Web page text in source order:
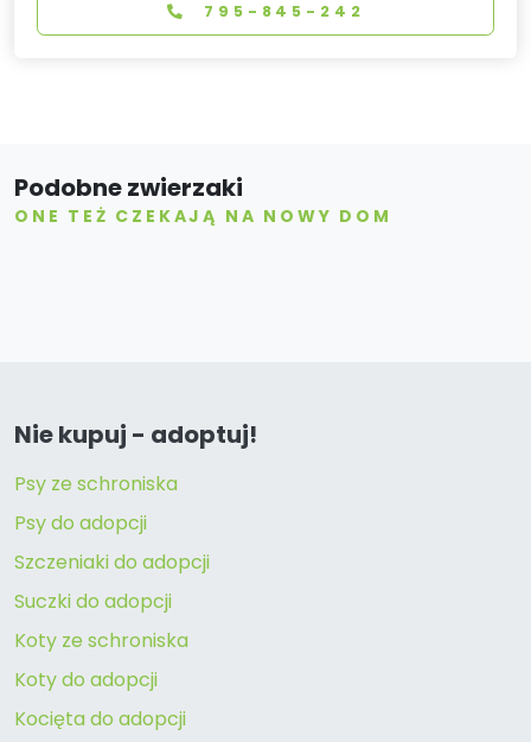
795-845-242
Podobne zwierzaki
ONE TEŻ CZEKAJĄ NA NOWY DOM
Nie kupuj - adoptuj!
Psy ze schroniska
Psy do adopcji
Szczeniaki do adopcji
Suczki do adopcji
Koty ze schroniska
Koty do adopcji
Kocięta do adopcji